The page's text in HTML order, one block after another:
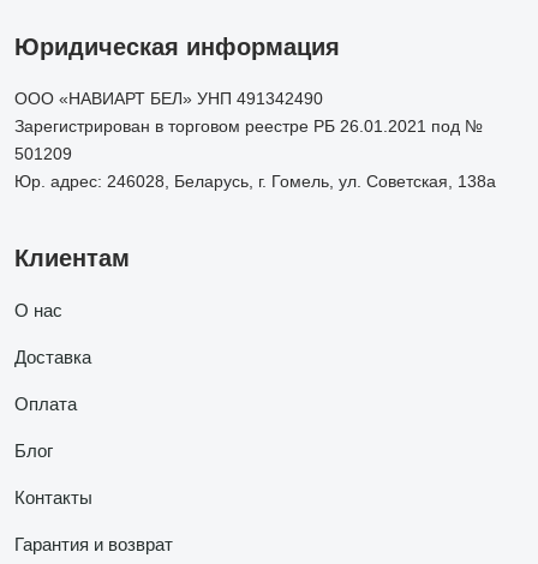
Юридическая информация
ООО «НАВИАРТ БЕЛ» УНП 491342490
Зарегистрирован в торговом реестре РБ 26.01.2021 под №
501209
Юр. адрес: 246028, Беларусь, г. Гомель, ул. Советская, 138а
Клиентам
О нас
Доставка
Оплата
Блог
Контакты
Гарантия и возврат